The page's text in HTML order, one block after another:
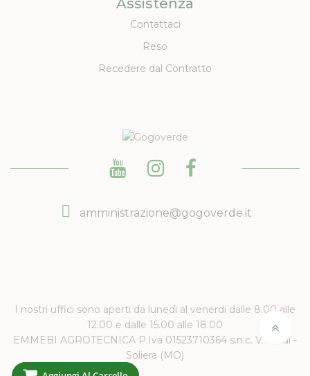
Assistenza
Contattaci
Reso
Recedere dal Contratto
amministrazione@gogoverde.it
I nostri uffici sono aperti da lunedì al venerdi dalle 8.00 alle
12.00 e dalle 15.00 alle 18.00
EMMEBI AGROTECNICA P.Iva 01523710364 s.n.c. V. Verdi -
Soliera (MO)